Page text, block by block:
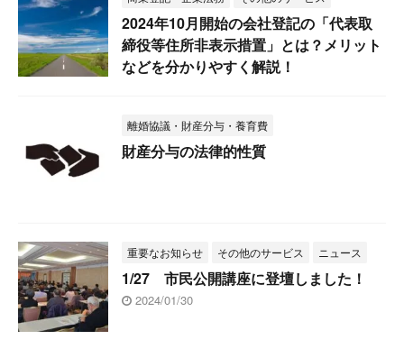
2024年10月開始の会社登記の「代表取
締役等住所非表示措置」とは？メリット
などを分かりやすく解説！
離婚協議・財産分与・養育費
財産分与の法律的性質
重要なお知らせ その他のサービス ニュース
1/27 市民公開講座に登壇しました！
2024/01/30